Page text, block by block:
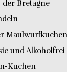
der Bretagne
Maulwurfkuchen
und Alkoholfrei
Kuchen